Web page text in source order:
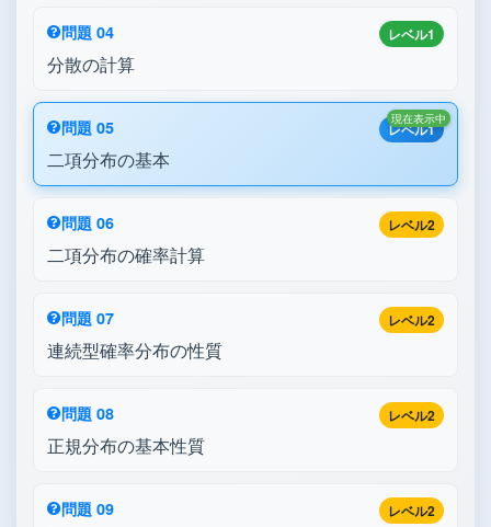
レベル1
問題 04
分散の計算
レベル1
問題 05
二項分布の基本
現在表示中
レベル2
問題 06
二項分布の確率計算
レベル2
問題 07
連続型確率分布の性質
レベル2
問題 08
正規分布の基本性質
レベル2
問題 09